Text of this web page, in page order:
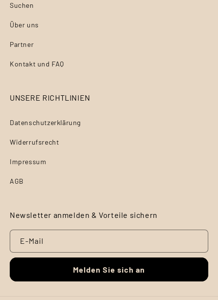
Suchen
Über uns
Partner
Kontakt und FAQ
UNSERE RICHTLINIEN
Datenschutzerklärung
Widerrufsrecht
Impressum
AGB
Newsletter anmelden & Vorteile sichern
E-Mail
Melden Sie sich an